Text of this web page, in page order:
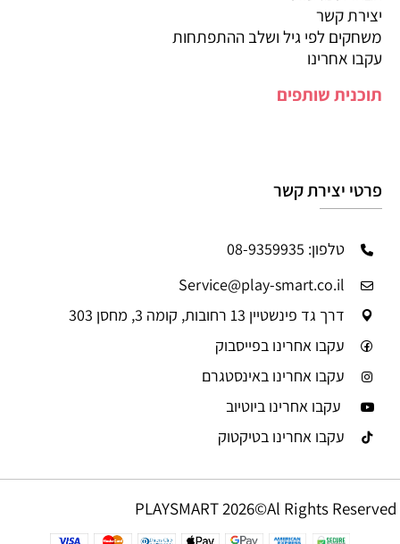
יצירת קשר
משחקים לפי גיל ושלב ההתפתחות
עקבו אחרינו
תוכנית שותפים
פרטי יצירת קשר
טלפון: 08-9359935
Service@play-smart.co.il
דרך גד פינשטיין 13 רחובות, קומה 3, מחסן 303
עקבו אחרינו בפייסבוק
עקבו אחרינו באינסטגרם
עקבו אחרינו ביוטיוב
עקבו אחרינו בטיקטוק
PLAYSMART 2026©Al Rights Reserved